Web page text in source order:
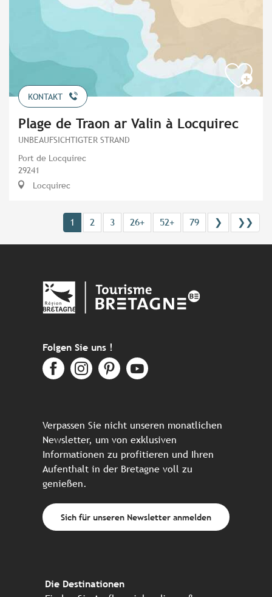
KONTAKT
Plage de Traon ar Valin à Locquirec
UNBEAUFSICHTIGTER STRAND
Port de Locquirec
29241
Locquirec
1 2 3 26+ 52+ 79 ❯ ❯❯
Folgen Sie uns !
Verpassen Sie nicht unseren monatlichen
Newsletter, um von exklusiven
Informationen zu profitieren und Ihren
Aufenthalt in der Bretagne voll zu
genießen.
Sich für unseren Newsletter anmelden
Die Destinationen